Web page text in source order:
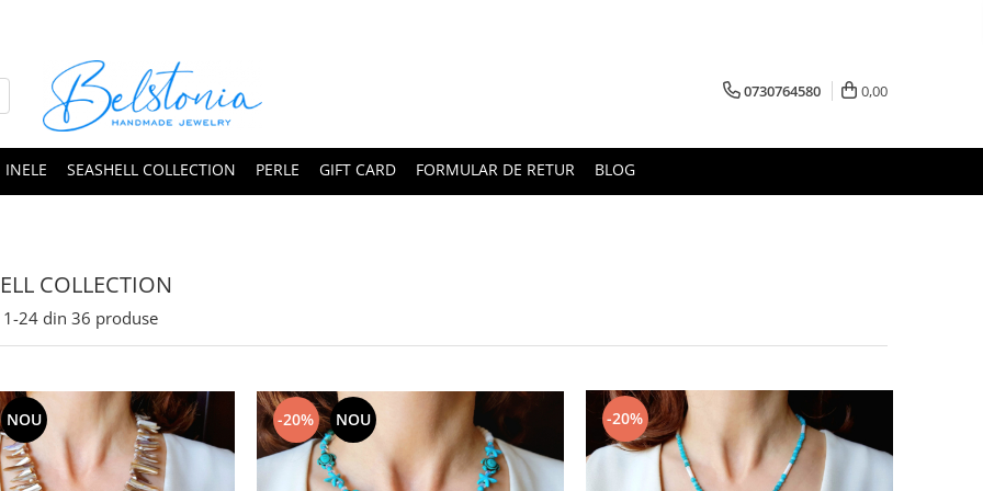
0730764580 0,00
INELE SEASHELL COLLECTION PERLE GIFT CARD FORMULAR DE RETUR BLOG
COLLECTION
1-24 din 36 produse
NOU -20% NOU -20%